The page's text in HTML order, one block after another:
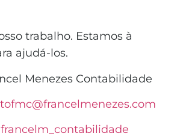
trabalho. Estamos à
ajudá-los.
Menezes Contabilidade